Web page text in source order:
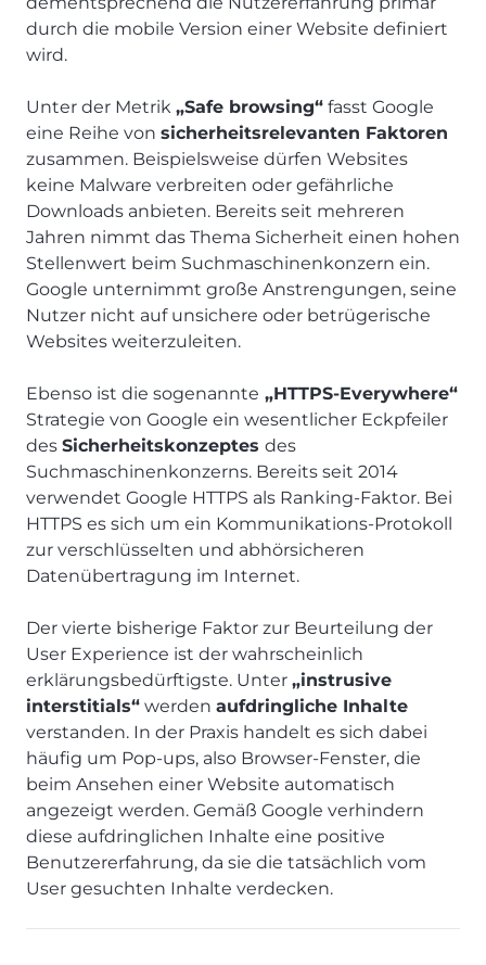
durch die mobile Version einer Website definiert
wird.
Unter der Metrik „Safe browsing“ fasst Google
eine Reihe von sicherheitsrelevanten Faktoren
zusammen. Beispielsweise dürfen Websites
keine Malware verbreiten oder gefährliche
Downloads anbieten. Bereits seit mehreren
Jahren nimmt das Thema Sicherheit einen hohen
Stellenwert beim Suchmaschinenkonzern ein.
Google unternimmt große Anstrengungen, seine
Nutzer nicht auf unsichere oder betrügerische
Websites weiterzuleiten.
Ebenso ist die sogenannte „HTTPS-Everywhere“
Strategie von Google ein wesentlicher Eckpfeiler
des Sicherheitskonzeptes des
Suchmaschinenkonzerns. Bereits seit 2014
verwendet Google HTTPS als Ranking-Faktor. Bei
HTTPS es sich um ein Kommunikations-Protokoll
zur verschlüsselten und abhörsicheren
Datenübertragung im Internet.
Der vierte bisherige Faktor zur Beurteilung der
User Experience ist der wahrscheinlich
erklärungsbedürftigste. Unter „instrusive
interstitials“ werden aufdringliche Inhalte
verstanden. In der Praxis handelt es sich dabei
häufig um Pop-ups, also Browser-Fenster, die
beim Ansehen einer Website automatisch
angezeigt werden. Gemäß Google verhindern
diese aufdringlichen Inhalte eine positive
Benutzererfahrung, da sie die tatsächlich vom
User gesuchten Inhalte verdecken.